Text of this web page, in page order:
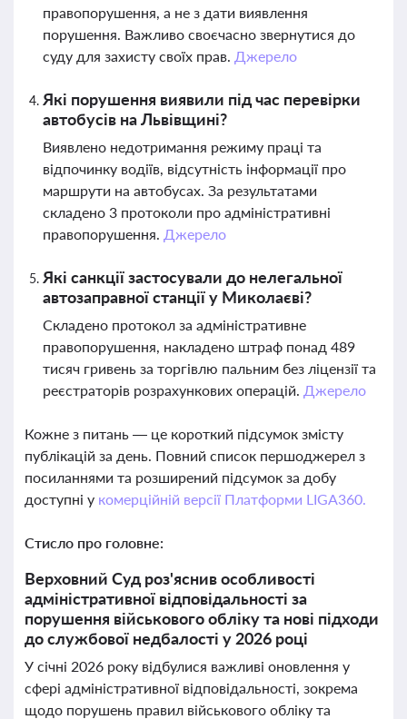
правопорушення, а не з дати виявлення
порушення. Важливо своєчасно звернутися до
суду для захисту своїх прав. Джерело
Які порушення виявили під час перевірки
автобусів на Львівщині?
Виявлено недотримання режиму праці та
відпочинку водіїв, відсутність інформації про
маршрути на автобусах. За результатами
складено 3 протоколи про адміністративні
правопорушення. Джерело
Які санкції застосували до нелегальної
автозаправної станції у Миколаєві?
Складено протокол за адміністративне
правопорушення, накладено штраф понад 489
тисяч гривень за торгівлю пальним без ліцензії та
реєстраторів розрахункових операцій. Джерело
Кожне з питань — це короткий підсумок змісту
публікацій за день. Повний список першоджерел з
посиланнями та розширений підсумок за добу
доступні у комерційній версії Платформи LIGA360.
Стисло про головне:
Верховний Суд роз'яснив особливості
адміністративної відповідальності за
порушення військового обліку та нові підходи
до службової недбалості у 2026 році
У січні 2026 року відбулися важливі оновлення у
сфері адміністративної відповідальності, зокрема
щодо порушень правил військового обліку та